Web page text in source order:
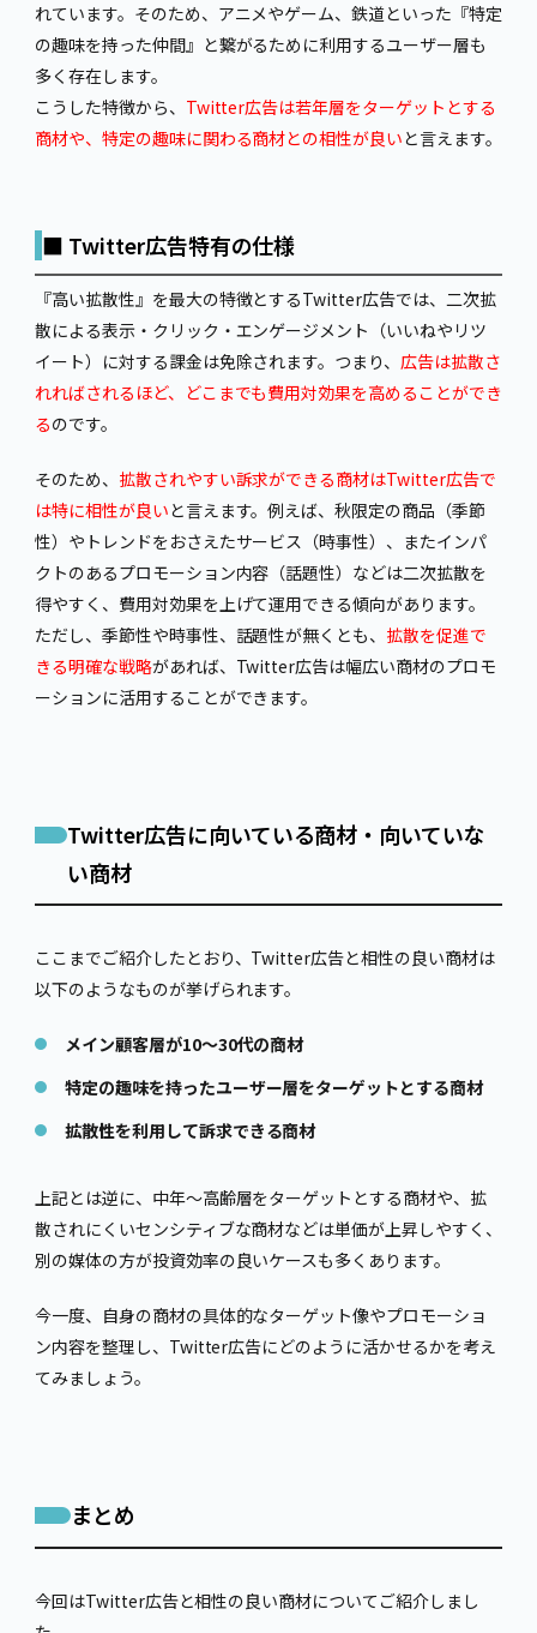
れています。そのため、アニメやゲーム、鉄道といった『特定
の趣味を持った仲間』と繋がるために利用するユーザー層も
多く存在します。
こうした特徴から、 Twitter広告は若年層をターゲットとする
商材や、特定の趣味に関わる商材との相性が良いと言えます。
■ Twitter広告特有の仕様
『高い拡散性』を最大の特徴とするTwitter広告では、二次拡
散による表示・クリック・エンゲージメント（いいねやリツ
イート）に対する課金は免除されます。つまり、広告は拡散さ
れればされるほど、どこまでも費用対効果を高めることができ
るのです。
そのため、 拡散されやすい訴求ができる商材はTwitter広告で
は特に相性が良いと言えます。例えば、秋限定の商品（季節
性）やトレンドをおさえたサービス（時事性）、またインパ
クトのあるプロモーション内容（話題性）などは二次拡散を
得やすく、費用対効果を上げて運用できる傾向があります。
ただし、季節性や時事性、話題性が無くとも、 拡散を促進で
きる明確な戦略があれば、Twitter広告は幅広い商材のプロモ
ーションに活用することができます。
Twitter広告に向いている商材・向いていな
い商材
ここまでご紹介したとおり、Twitter広告と相性の良い商材は
以下のようなものが挙げられます。
メイン顧客層が10～30代の商材
特定の趣味を持ったユーザー層をターゲットとする商材
拡散性を利用して訴求できる商材
上記とは逆に、中年～高齢層をターゲットとする商材や、拡
散されにくいセンシティブな商材などは単価が上昇しやすく、
別の媒体の方が投資効率の良いケースも多くあります。
今一度、自身の商材の具体的なターゲット像やプロモーショ
ン内容を整理し、Twitter広告にどのように活かせるかを考え
てみましょう。
まとめ
今回はTwitter広告と相性の良い商材についてご紹介しまし